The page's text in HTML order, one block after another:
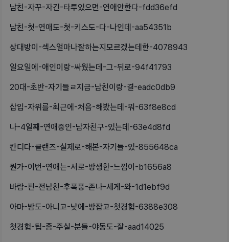
남친-자꾸-자긴-타투있으면-연애안한다-fdd36efd
남친-첫-연애도-첫-키스도-다-나인데-aa54351b
상대방이-섹스얼마나잘하는지모르겠는데한-4078943
일요일에-애인이랑-싸웠는데-그-뒤로-94f41793
20대-초반-자기들ㄹ지금-남친이랑-결-eadc0db9
삽입-자위를-최근에-처음-해봤는데-뭐-63f8e8cd
나-4일째-연애중인-남자친구-있는데-63e4d8fd
칸디다-클랜즈-실제로-해본-자기들-있-855648ca
뭔가-이번-연애는-서로-방생한-느낌이-b1656a8
바람-핀-전남친-후폭풍-존나-세게-와-1d1ebf9d
아마-밤도-아니고-낮에-방잡고-첫경험-6388e308
첫경험-팁-좀-주실-분들-야동도-잘-aad14025